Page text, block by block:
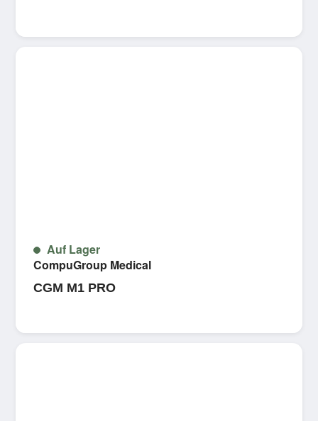
Auf Lager
CompuGroup Medical
CGM M1 PRO